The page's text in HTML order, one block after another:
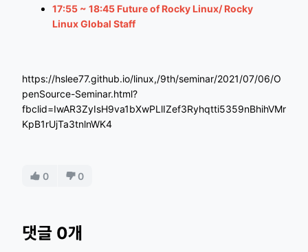
17:55 ~ 18:45 Future of Rocky Linux/ Rocky
Linux Global Staff
https://hslee77.github.io/linux,/9th/seminar/2021/07/06/O
penSource-Seminar.html?
fbclid=IwAR3ZyIsH9va1bXwPLlIZef3Ryhqtti5359nBhihVMr
KpB1rUjTa3tnlnWK4
0 0
댓글 0개